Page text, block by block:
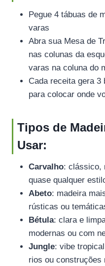
Pegue 4 tábuas de
varas
Abra sua Mesa de
nas colunas da
varas na coluna do
Cada receita gera 3
para colocar onde
Tipos de
Usar:
Carvalho: clássico,
quase qualquer
Abeto: madeira
rústicas ou
Bétula: clara e
modernas ou com
Jungle: vibe
rios ou construções